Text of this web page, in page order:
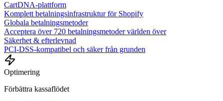
CartDNA-plattform
Komplett betalningsinfrastruktur för Shopify
Globala betalningsmetoder
Acceptera över 720 betalningsmetoder världen över
Säkerhet & efterlevnad
PCI-DSS-kompatibel och säker från grunden
Optimering
Förbättra kassaflödet